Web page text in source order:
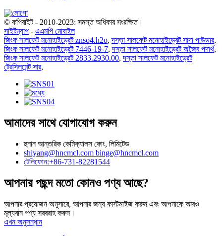
© কপিরাইট - 2010-2023: সমস্ত অধিকার সংরক্ষিত।
সাইটম্যাপ - এএমপি মোবাইল
জিংক সালফেট মনোহাইড্রেট znso4.h2o,দস্তা সালফেট মনোহাইড্রেট সাদা পাউডার,
জিংক সালফেট মনোহাইড্রেট 7446-19-7,দস্তা সালফেট মনোহাইড্রেট অজৈব পদার্থ,
জিংক সালফেট মনোহাইড্রেট 2833.2930.00,দস্তা সালফেট মনোহাইড্রেট
ট্রেসিলমেন্ট সার,
আমাদের সাথে যোগাযোগ করুন
হুনান আন্তরিক কেমিক্যালস কোং, লিমিটেড
shiyang@hncmcl.com binge@hncmcl.com
টেলিফোন:+86-731-82281544
আপনার পছন্দ মতো কোনও পণ্য আছে?
আপনার প্রয়োজন অনুসারে, আপনার জন্য কাস্টমাইজ করুন এবং আপনাকে আরও
মূল্যবান পণ্য সরবরাহ করুন।
এখন অনুসন্ধান